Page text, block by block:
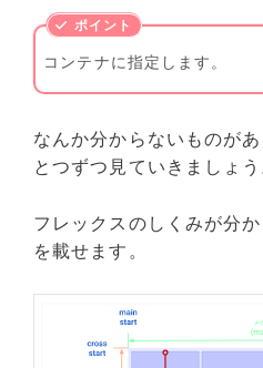
コンテナに指定します。
なんか分からないものが
とつずつ見ていきましょう
フレックスのしくみが分
を載せます。